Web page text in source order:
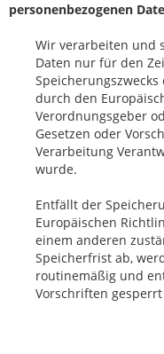
personenbezogenen
Wir verarbeiten und
Daten nur für den
durch den
Verordnungsgeber
Gesetzen oder
Verarbeitung
wurde.
Entfällt der
Europäischen
einem anderen
Speicherfrist ab,
routinemäßig und
Vorschriften